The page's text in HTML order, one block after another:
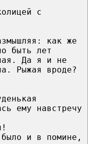
с
как же
быть лет
Да я и не
Рыжая вроде?
ему навстречу
и в помине,